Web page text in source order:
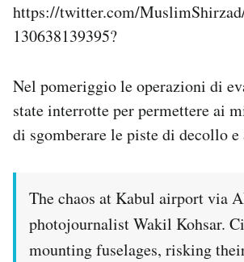
https://twitter.com/
130638139395?
Nel pomeriggio le operazioni di
state interrotte per permettere ai
di sgomberare le piste di decollo
The chaos at Kabul airport via
photojournalist Wakil Kohsar.
mounting fuselages, risking